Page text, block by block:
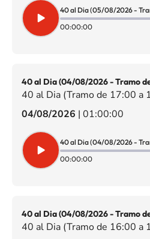
00:00:00
40 al Dia (04/08/2026 - Tramo
40 al Dia (Tramo de 17:00 a
04/08/2026 | 01:00:00
00:00:00
40 al Dia (04/08/2026 - Tramo
40 al Dia (Tramo de 16:00 a